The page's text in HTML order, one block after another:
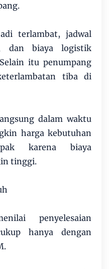
terlambat, jadwal
dan biaya logistik
itu penumpang
tiba di
dalam waktu
harga kebutuhan
karena biaya
tinggi.
penyelesaian
hanya dengan